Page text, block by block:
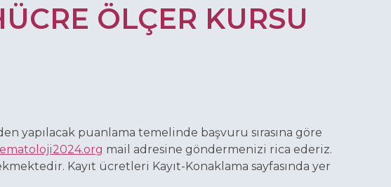
ÖLÇER KURSU
yapılacak puanlama temelinde başvuru sırasına göre
mail adresine göndermenizi rica ederiz.
Kayıt ücretleri Kayıt-Konaklama sayfasında yer